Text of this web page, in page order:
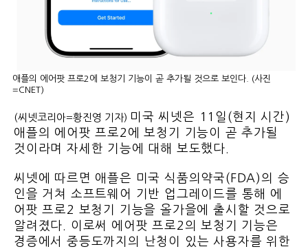
애플의 에어팟 프로2에 보청기 기능이 곧 추가될 것으로 보인다. (사진
=CNET)
(씨넷코리아=황진영 기자) 미국 씨넷은 11일(현지 시간)
애플의 에어팟 프로2에 보청기 기능이 곧 추가될
것이라며 자세한 기능에 대해 보도했다.
씨넷에 따르면 애플은 미국 식품의약국(FDA)의 승
인을 거쳐 소프트웨어 기반 업그레이드를 통해 에
어팟 프로2 보청기 기능을 올가을에 출시할 것으로
알려졌다. 이로써 에어팟 프로2의 보청기 기능은
경증에서 중등도까지의 난청이 있는 사용자를 위한